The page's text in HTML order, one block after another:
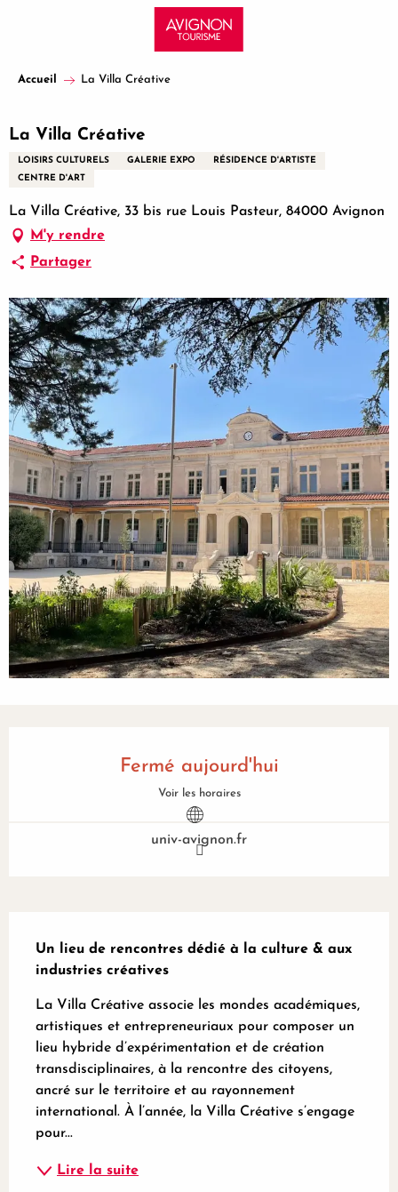
principal
Accueil La Villa Créative
La Villa Créative
LOISIRS CULTURELS GALERIE EXPO
RÉSIDENCE D'ARTISTE
CENTRE D'ART
La Villa Créative, 33 bis rue Louis Pasteur, 84000 Avignon
M'y rendre
Partager
Fermé aujourd'hui
Voir les horaires
univ-avignon.fr
Un lieu de rencontres dédié à la culture & aux
industries créatives
La Villa Créative associe les mondes académiques,
artistiques et entrepreneuriaux pour composer un
lieu hybride d’expérimentation et de création
transdisciplinaires, à la rencontre des citoyens,
ancré sur le territoire et au rayonnement
international. À l’année, la Villa Créative s’engage
pour...
Lire la suite